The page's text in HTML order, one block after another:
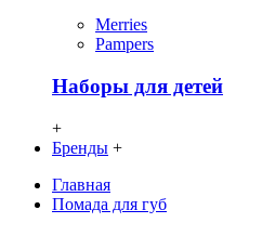
Merries
Pampers
Наборы для детей
+
Бренды +
Главная
Помада для губ